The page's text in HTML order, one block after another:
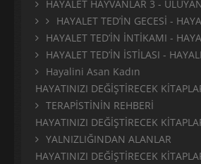
HAYALET HAYVANLAR 3 -
HAYALET TED’İN GECESİ -
HAYALET TED’İN İNTİKAMI -
HAYALET TED’İN İSTİLASI -
Hayalini Asan Kadın
HAYATINIZI DEĞİŞTİRECEK
TERAPİSTİNİN REHBERİ
HAYATINIZI DEĞİŞTİRECEK
YALNIZLIĞINDAN ALANLAR
HAYATINIZI DEĞİŞTİRECEK